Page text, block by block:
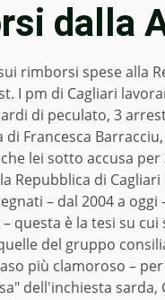
dalla
rimborsi spese alla
I pm di Cagliari
di peculato, 3
di Francesca
lei sotto accusa
Repubblica di
– dal 2004 a
questa è la tesi su
del gruppo
più clamoroso –
dell'inchiesta sarda,